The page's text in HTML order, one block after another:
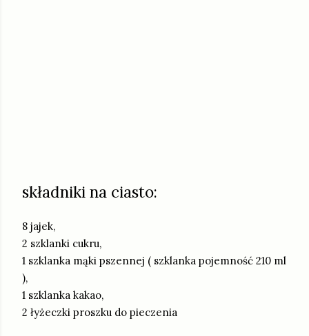
składniki na ciasto:
8 jajek,
2 szklanki cukru,
1 szklanka mąki pszennej ( szklanka pojemność 210 ml
),
1 szklanka kakao,
2 łyżeczki proszku do pieczenia